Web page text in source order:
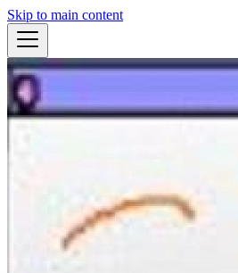
Skip to main content